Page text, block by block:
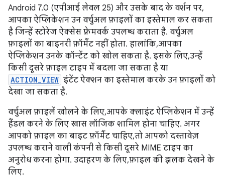
Android 7.0 (एपीआई लेवल 25) और उसके बाद के वर्शन पर,
आपका ऐप्लिकेशन उन वर्चुअल फ़ाइलों का इस्तेमाल कर सकता
है जिन्हें स्टोरेज ऐक्सेस फ़्रेमवर्क उपलब्ध कराता है. वर्चुअल
फ़ाइलों का बाइनरी फ़ॉर्मैट नहीं होता. हालांकि, आपका
ऐप्लिकेशन उनके कॉन्टेंट को खोल सकता है. इसके लिए, उन्हें
किसी दूसरे फ़ाइल टाइप में बदला जा सकता है या
ACTION_VIEW इंटेंट ऐक्शन का इस्तेमाल करके उन फ़ाइलों को
देखा जा सकता है.
वर्चुअल फ़ाइलें खोलने के लिए, आपके क्लाइंट ऐप्लिकेशन में उन्हें
हैंडल करने के लिए खास लॉजिक शामिल होना चाहिए. अगर
आपको फ़ाइल का बाइट फ़ॉर्मैट चाहिए, तो आपको दस्तावेज़
उपलब्ध कराने वाली कंपनी से किसी दूसरे MIME टाइप का
अनुरोध करना होगा. उदाहरण के लिए, फ़ाइल की झलक देखने के
लिए.